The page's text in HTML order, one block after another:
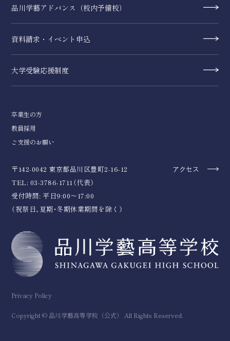
品川学藝アドバンス（校内予備校）
資料請求・イベント申込
大学受験応援制度
卒業生の方
教員採用
ご支援のお願い
〒142-0042 東京都品川区豊町2-16-12
TEL: 03-3786-1711（代表）
受付時間: 平日9:00～17:00
（祝祭日、夏期・冬期休業期間を除く）
アクセス
Privacy Policy
Copyright © 品川学藝高等学校（公式） All Rights Reserved.